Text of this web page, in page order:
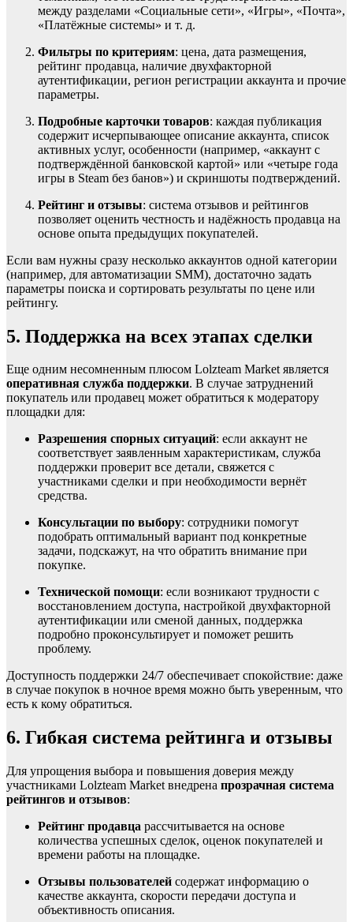
между разделами «Социальные сети», «Игры», «Почта»,
«Платёжные системы» и т. д.
Фильтры по критериям: цена, дата размещения,
рейтинг продавца, наличие двухфакторной
аутентификации, регион регистрации аккаунта и прочие
параметры.
Подробные карточки товаров: каждая публикация
содержит исчерпывающее описание аккаунта, список
активных услуг, особенности (например, «аккаунт с
подтверждённой банковской картой» или «четыре года
игры в Steam без банов») и скриншоты подтверждений.
Рейтинг и отзывы: система отзывов и рейтингов
позволяет оценить честность и надёжность продавца на
основе опыта предыдущих покупателей.
Если вам нужны сразу несколько аккаунтов одной категории
(например, для автоматизации SMM), достаточно задать
параметры поиска и сортировать результаты по цене или
рейтингу.
5. Поддержка на всех этапах сделки
Еще одним несомненным плюсом Lolzteam Market является
оперативная служба поддержки. В случае затруднений
покупатель или продавец может обратиться к модератору
площадки для:
Разрешения спорных ситуаций: если аккаунт не
соответствует заявленным характеристикам, служба
поддержки проверит все детали, свяжется с
участниками сделки и при необходимости вернёт
средства.
Консультации по выбору: сотрудники помогут
подобрать оптимальный вариант под конкретные
задачи, подскажут, на что обратить внимание при
покупке.
Технической помощи: если возникают трудности с
восстановлением доступа, настройкой двухфакторной
аутентификации или сменой данных, поддержка
подробно проконсультирует и поможет решить
проблему.
Доступность поддержки 24/7 обеспечивает спокойствие: даже
в случае покупок в ночное время можно быть уверенным, что
есть к кому обратиться.
6. Гибкая система рейтинга и отзывы
Для упрощения выбора и повышения доверия между
участниками Lolzteam Market внедрена прозрачная система
рейтингов и отзывов:
Рейтинг продавца рассчитывается на основе
количества успешных сделок, оценок покупателей и
времени работы на площадке.
Отзывы пользователей содержат информацию о
качестве аккаунта, скорости передачи доступа и
объективность описания.